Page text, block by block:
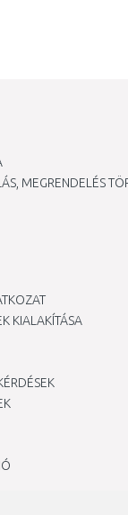
MEGRENDELÉS
KIALAKÍTÁSA